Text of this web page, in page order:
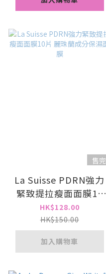
售完
La Suisse PDRN強力
緊致提拉瘦面面膜10
片 麗珠蘭成分保濕面
膜
HK$128.00
HK$150.00
加入購物車